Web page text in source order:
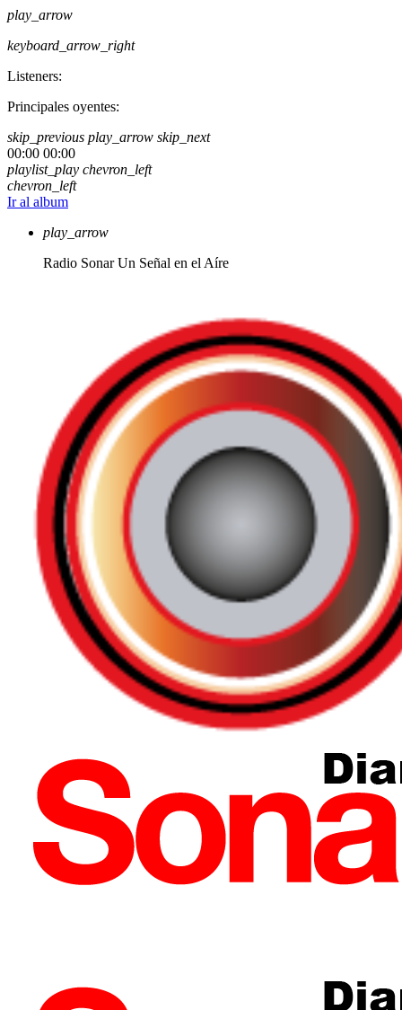
play_arrow
keyboard_arrow_right
Listeners:
Principales oyentes:
skip_previous play_arrow skip_next
00:00 00:00
playlist_play chevron_left
chevron_left
Ir al album
play_arrow
Radio Sonar Un Señal en el Aíre